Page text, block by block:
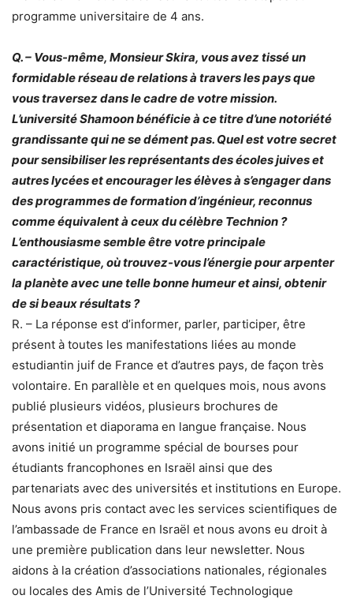
programme universitaire de 4 ans.
Q. – Vous-même, Monsieur Skira, vous avez tissé un
formidable réseau de relations à travers les pays que
vous traversez dans le cadre de votre mission.
L’université Shamoon bénéficie à ce titre d’une notoriété
grandissante qui ne se dément pas. Quel est votre secret
pour sensibiliser les représentants des écoles juives et
autres lycées et encourager les élèves à s’engager dans
des programmes de formation d’ingénieur, reconnus
comme équivalent à ceux du célèbre Technion ?
L’enthousiasme semble être votre principale
caractéristique, où trouvez-vous l’énergie pour arpenter
la planète avec une telle bonne humeur et ainsi, obtenir
de si beaux résultats ?
R. – La réponse est d’informer, parler, participer, être
présent à toutes les manifestations liées au monde
estudiantin juif de France et d’autres pays, de façon très
volontaire. En parallèle et en quelques mois, nous avons
publié plusieurs vidéos, plusieurs brochures de
présentation et diaporama en langue française. Nous
avons initié un programme spécial de bourses pour
étudiants francophones en Israël ainsi que des
partenariats avec des universités et institutions en Europe.
Nous avons pris contact avec les services scientifiques de
l’ambassade de France en Israël et nous avons eu droit à
une première publication dans leur newsletter. Nous
aidons à la création d’associations nationales, régionales
ou locales des Amis de l’Université Technologique